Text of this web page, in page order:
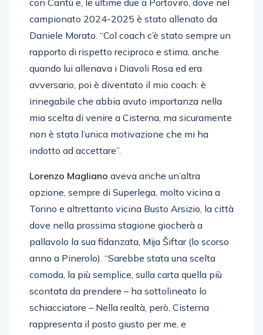
campionato 2024-2025 è stato allenato da
Daniele Morato. “Col coach c’è stato sempre un
rapporto di rispetto reciproco e stima, anche
quando lui allenava i Diavoli Rosa ed era
avversario, poi è diventato il mio coach: è
innegabile che abbia avuto importanza nella
mia scelta di venire a Cisterna, ma sicuramente
non è stata l’unica motivazione che mi ha
indotto ad accettare”.
opzione, sempre di Superlega, molto vicina a
Torino e altrettanto vicina Busto Arsizio, la città
dove nella prossima stagione giocherà a
pallavolo la sua fidanzata, Mija Šiftar (lo scorso
anno a Pinerolo). “Sarebbe stata una scelta
comoda, la più semplice, sulla carta quella più
scontata da prendere – ha sottolineato lo
schiacciatore – Nella realtà, però, Cisterna
rappresenta il posto giusto per me, e
sinceramente, Mija è stata d’accordo”.